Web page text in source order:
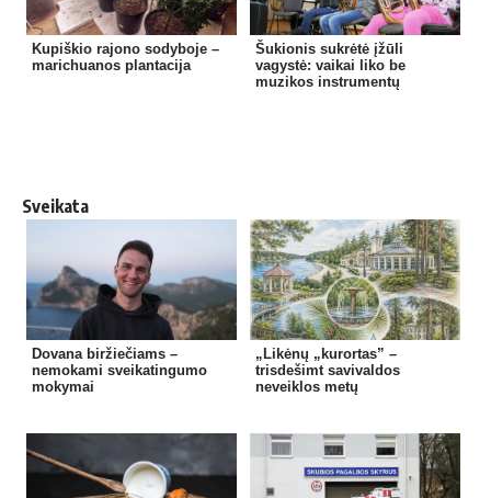
Kupiškio rajono sodyboje –
marichuanos plantacija
Šukionis sukrėtė įžūli
vagystė: vaikai liko be
muzikos instrumentų
Sveikata
Dovana biržiečiams –
nemokami sveikatingumo
mokymai
„Likėnų „kurortas” –
trisdešimt savivaldos
neveiklos metų